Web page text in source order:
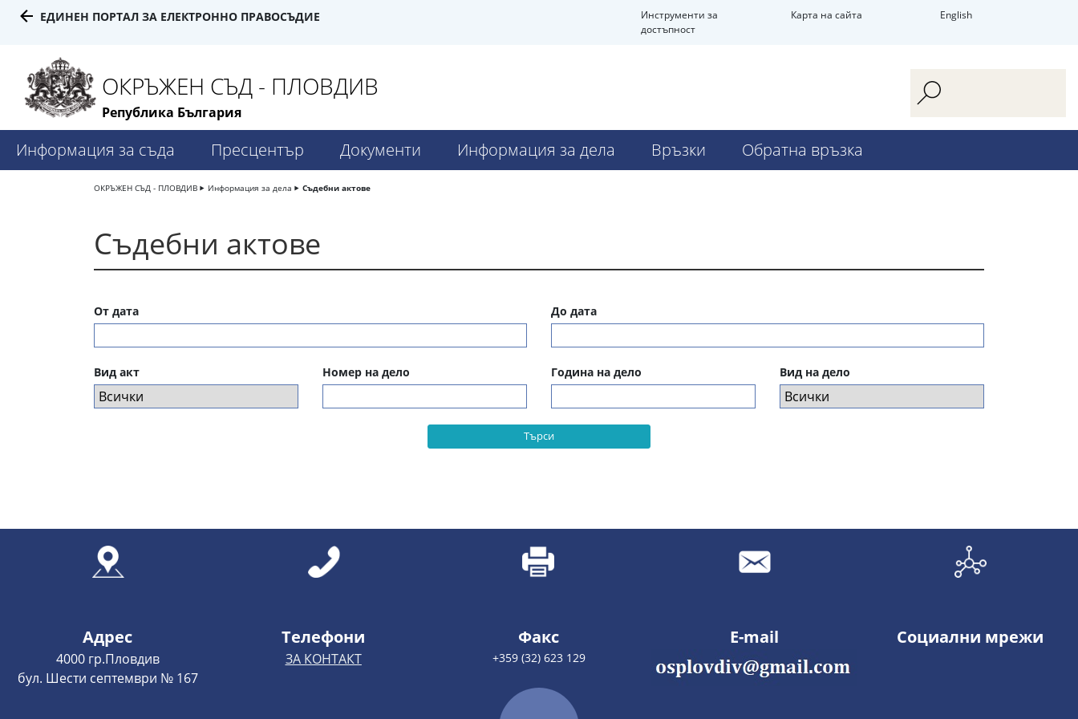
ЕДИНЕН ПОРТАЛ ЗА ЕЛЕКТРОННО ПРАВОСЪДИЕ
Инструменти за
достъпност
Карта на сайта English
ОКРЪЖЕН СЪД - ПЛОВДИВ
Република България
Информация за съда Пресцентър Документи Информация за дела Връзки Обратна връзка
ОКРЪЖЕН СЪД - ПЛОВДИВ Информация за дела Съдебни актове
Съдебни актове
От дата До дата
Вид акт Номер на дело Година на дело Вид на дело
Търси
Адрес
4000 гр.Пловдив
бул. Шести септември № 167
Телефони
ЗА КОНТАКТ
Факс
+359 (32) 623 129
E-mail Социални мрежи